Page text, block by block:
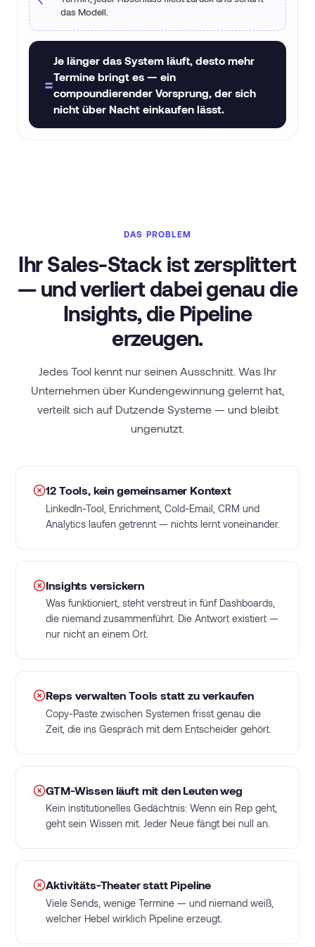
Autonom Mensch-Gate
kein Lock-in sein.
Mit cegtec:Immer das beste Modell pro Aufgabe,
ohne Umbau.
LLMs Austauschbar
das Modell.
=
Je länger das System läuft, desto mehr
Termine bringt es — ein
compoundierender Vorsprung, der sich
nicht über Nacht einkaufen lässt.
DAS PROBLEM
Ihr Sales-Stack ist zersplittert
— und verliert dabei genau die
Insights, die Pipeline
erzeugen.
Jedes Tool kennt nur seinen Ausschnitt. Was Ihr
Unternehmen über Kundengewinnung gelernt hat,
verteilt sich auf Dutzende Systeme — und bleibt
ungenutzt.
12 Tools, kein gemeinsamer Kontext
LinkedIn-Tool, Enrichment, Cold-Email, CRM und
Analytics laufen getrennt — nichts lernt voneinander.
Insights versickern
Was funktioniert, steht verstreut in fünf Dashboards,
die niemand zusammenführt. Die Antwort existiert —
nur nicht an einem Ort.
Reps verwalten Tools statt zu verkaufen
Copy-Paste zwischen Systemen frisst genau die
Zeit, die ins Gespräch mit dem Entscheider gehört.
GTM-Wissen läuft mit den Leuten weg
Kein institutionelles Gedächtnis: Wenn ein Rep geht,
geht sein Wissen mit. Jeder Neue fängt bei null an.
Aktivitäts-Theater statt Pipeline
Viele Sends, wenige Termine — und niemand weiß,
welcher Hebel wirklich Pipeline erzeugt.